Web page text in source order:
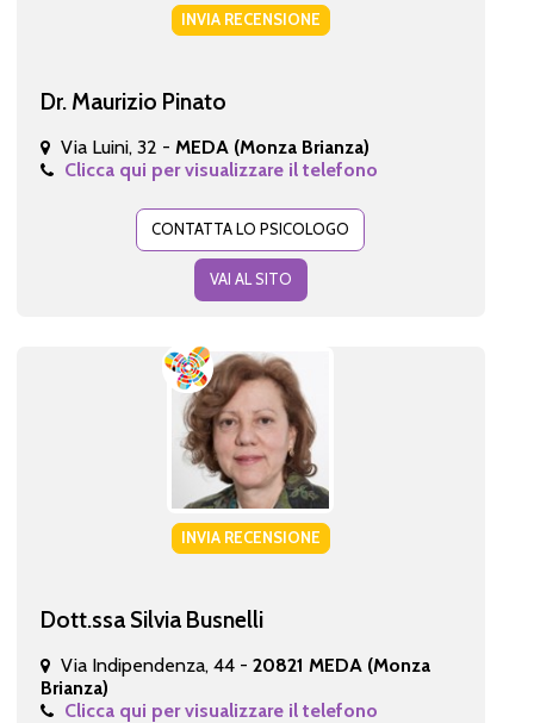
INVIA RECENSIONE
Dr. Maurizio Pinato
Via Luini, 32 - MEDA (Monza Brianza)
Clicca qui per visualizzare il telefono
CONTATTA LO PSICOLOGO
VAI AL SITO
INVIA RECENSIONE
Dott.ssa Silvia Busnelli
Via Indipendenza, 44 - 20821 MEDA (Monza
Brianza)
Clicca qui per visualizzare il telefono